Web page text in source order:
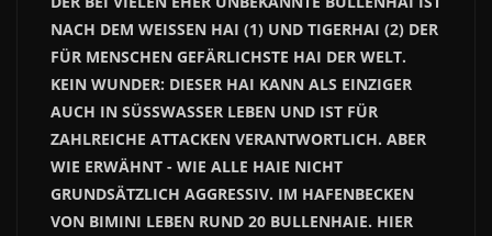
NACH DEM WEISSEN HAI (1) UND TIGERHAI (2) DER
FÜR MENSCHEN GEFÄRLICHSTE HAI DER WELT.
KEIN WUNDER: DIESER HAI KANN ALS EINZIGER
AUCH IN SÜSSWASSER LEBEN UND IST FÜR
ZAHLREICHE ATTACKEN VERANTWORTLICH. ABER
WIE ERWÄHNT - WIE ALLE HAIE NICHT
GRUNDSÄTZLICH AGGRESSIV. IM HAFENBECKEN
VON BIMINI LEBEN RUND 20 BULLENHAIE. HIER